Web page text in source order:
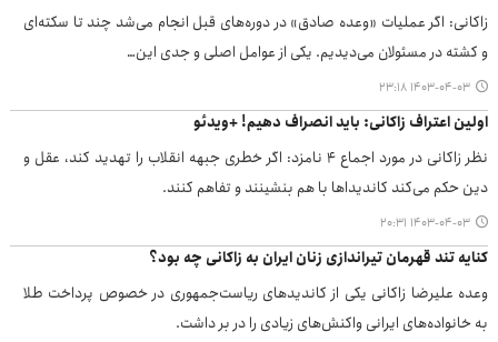
زاکانی: اگر عملیات «وعده صادق» در دوره‌های قبل انجام می‌شد چند تا سکته‌‌ای
و کشته در مسئولان می‌دیدیم. یکی از عوامل اصلی و جدی این…
۱۴۰۳-۰۴-۰۳ ۲۳:۱۸
اولین اعتراف زاکانی: باید انصراف دهیم! +ویدئو
نظر زاکانی در مورد اجماع ۴ نامزد: اگر خطری جبهه انقلاب را تهدید کند، عقل و
دین حکم می‌کند کاندیداها با هم بنشینند و تفاهم کنند.
۱۴۰۳-۰۴-۰۳ ۲۰:۳۱
‌کنایه تند قهرمان تیراندازی زنان ایران به زاکانی چه بود؟
وعده علیرضا زاکانی یکی از کاندید‌های ریاست‌جمهوری در خصوص پرداخت طلا
به خانواده‌های ایرانی واکنش‌های زیادی را در بر داشت.